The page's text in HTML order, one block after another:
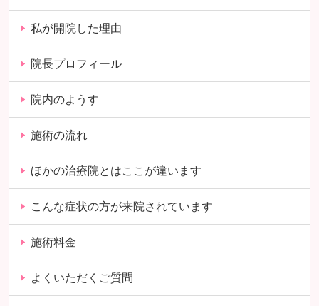
私が開院した理由
院長プロフィール
院内のようす
施術の流れ
ほかの治療院とはここが違います
こんな症状の方が来院されています
施術料金
よくいただくご質問